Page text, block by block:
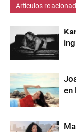
Artículos
en